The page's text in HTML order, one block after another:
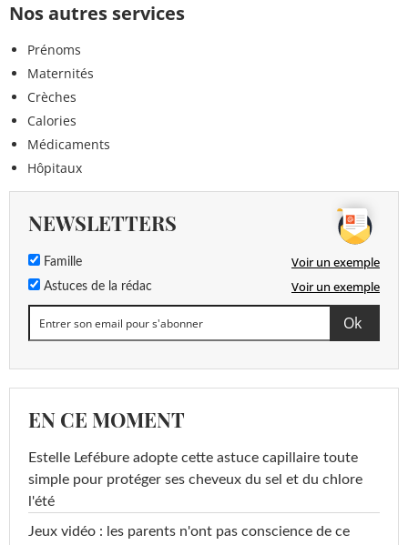
Nos autres services
Prénoms
Maternités
Crèches
Calories
Médicaments
Hôpitaux
NEWSLETTERS
Famille Voir un exemple
Astuces de la rédac Voir un exemple
EN CE MOMENT
Estelle Lefébure adopte cette astuce capillaire toute
simple pour protéger ses cheveux du sel et du chlore
l'été
Jeux vidéo : les parents n'ont pas conscience de ce